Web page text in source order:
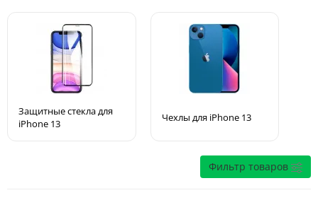
Защитные стекла для
iPhone 13
Чехлы для iPhone 13
Фильтр товаров